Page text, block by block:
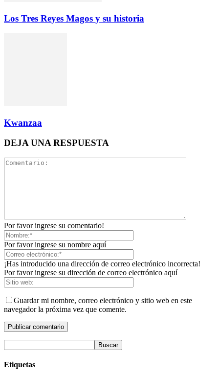
Los Tres Reyes Magos y su historia
Kwanzaa
DEJA UNA RESPUESTA
Por favor ingrese su comentario!
Por favor ingrese su nombre aquí
¡Has introducido una dirección de correo electrónico incorrecta!
Por favor ingrese su dirección de correo electrónico aquí
Guardar mi nombre, correo electrónico y sitio web en este
navegador la próxima vez que comente.
Etiquetas